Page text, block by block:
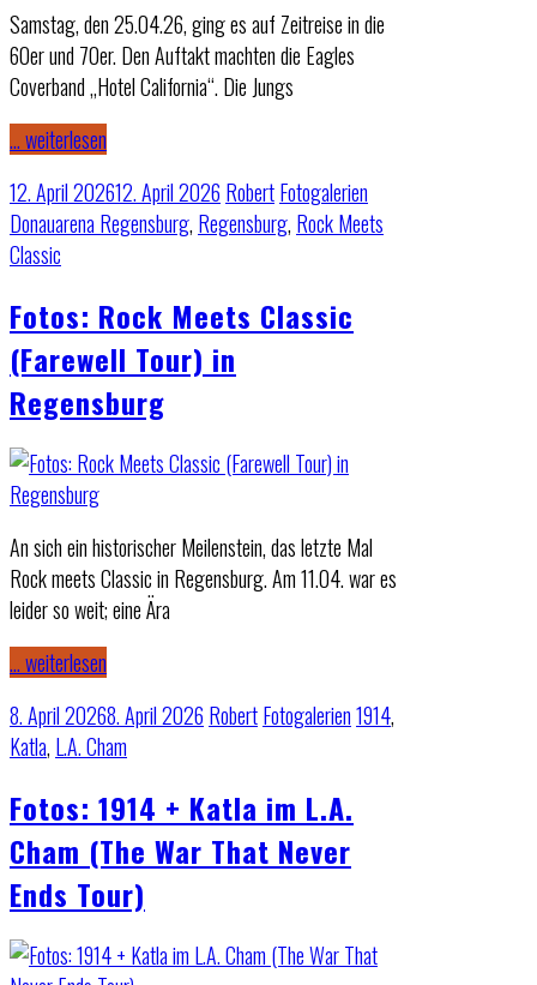
Samstag, den 25.04.26, ging es auf Zeitreise in die
60er und 70er. Den Auftakt machten die Eagles
Coverband „Hotel California“. Die Jungs
… weiterlesen
12. April 202612. April 2026 RobertFotogalerien
Donauarena Regensburg, Regensburg, Rock Meets
Classic
Fotos: Rock Meets Classic
(Farewell Tour) in
Regensburg
An sich ein historischer Meilenstein, das letzte Mal
Rock meets Classic in Regensburg. Am 11.04. war es
leider so weit; eine Ära
… weiterlesen
8. April 20268. April 2026 RobertFotogalerien1914,
Katla, L.A. Cham
Fotos: 1914 + Katla im L.A.
Cham (The War That Never
Ends Tour)